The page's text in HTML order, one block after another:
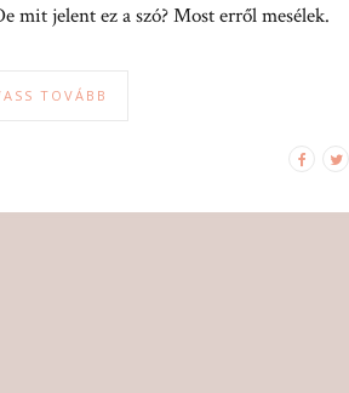
mit jelent ez a szó? Most erről mesélek.
TOVÁBB